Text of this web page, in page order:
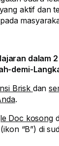
aktif dan
dalam
demi-
Brisk dan
.
Doc kosong
“B”) di